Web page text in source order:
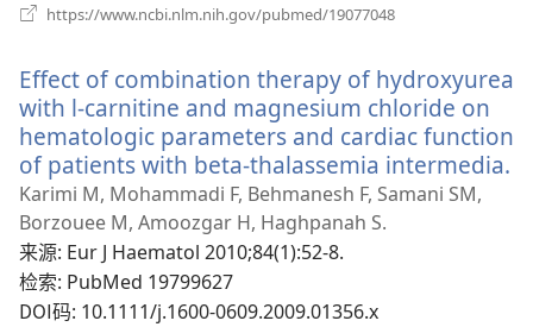
https://www.ncbi.nlm.nih.gov/pubmed/19077048
窗
口）
Effect of combination therapy of hydroxyurea
with l-carnitine and magnesium chloride on
hematologic parameters and cardiac function
of patients with beta-thalassemia intermedia.
Karimi M, Mohammadi F, Behmanesh F, Samani SM,
Borzouee M, Amoozgar H, Haghpanah S.
来源‎: Eur J Haematol 2010;84(1):52-8.
检索‎: PubMed 19799627
DOI码‎: 10.1111/j.1600-0609.2009.01356.x